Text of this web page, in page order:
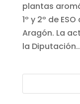
plantas
1º y 2º de
Aragón. La
la